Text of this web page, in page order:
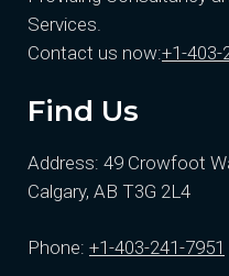
Services.
Contact us now:+1-403-
Find Us
Address: 49 Crowfoot
Calgary, AB T3G 2L4
Phone: +1-403-241-7951